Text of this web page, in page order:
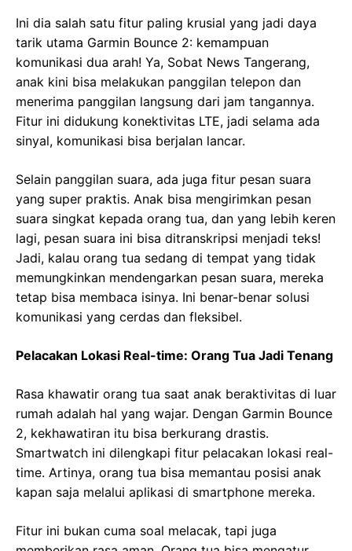
Ini dia salah satu fitur paling krusial yang jadi daya
tarik utama Garmin Bounce 2: kemampuan
komunikasi dua arah! Ya, Sobat News Tangerang,
anak kini bisa melakukan panggilan telepon dan
menerima panggilan langsung dari jam tangannya.
Fitur ini didukung konektivitas LTE, jadi selama ada
sinyal, komunikasi bisa berjalan lancar.
Selain panggilan suara, ada juga fitur pesan suara
yang super praktis. Anak bisa mengirimkan pesan
suara singkat kepada orang tua, dan yang lebih keren
lagi, pesan suara ini bisa ditranskripsi menjadi teks!
Jadi, kalau orang tua sedang di tempat yang tidak
memungkinkan mendengarkan pesan suara, mereka
tetap bisa membaca isinya. Ini benar-benar solusi
komunikasi yang cerdas dan fleksibel.
Pelacakan Lokasi Real-time: Orang Tua Jadi Tenang
Rasa khawatir orang tua saat anak beraktivitas di luar
rumah adalah hal yang wajar. Dengan Garmin Bounce
2, kekhawatiran itu bisa berkurang drastis.
Smartwatch ini dilengkapi fitur pelacakan lokasi real-
time. Artinya, orang tua bisa memantau posisi anak
kapan saja melalui aplikasi di smartphone mereka.
Fitur ini bukan cuma soal melacak, tapi juga